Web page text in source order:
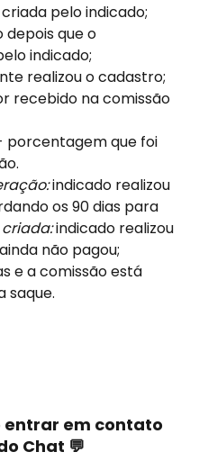
pelo indicado;
que o
indicado;
realizou o cadastro;
recebido na comissão
porcentagem que foi
indicado realizou
os 90 dias para
indicado realizou
não pagou;
e a comissão está
saque.
entrar em contato
Chat 💬